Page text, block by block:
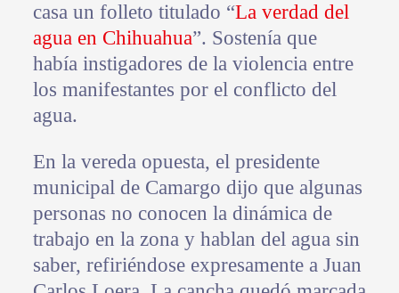
casa un folleto titulado “La verdad del
agua en Chihuahua”. Sostenía que
había instigadores de la violencia entre
los manifestantes por el conflicto del
agua.
En la vereda opuesta, el presidente
municipal de Camargo dijo que algunas
personas no conocen la dinámica de
trabajo en la zona y hablan del agua sin
saber, refiriéndose expresamente a Juan